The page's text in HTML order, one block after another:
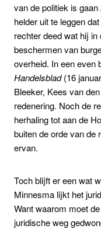
van de politiek is
helder uit te leggen
rechter deed wat hij
beschermen van
overheid. In een even
Handelsblad(16
Bleeker, Kees van
redenering. Noch de
herhaling tot aan de
buiten de orde van de
ervan.
Toch blijft er een wat
Minnesma lijkt het
Want waarom moet
juridische weg